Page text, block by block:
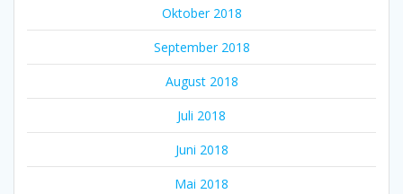
Oktober 2018
September 2018
August 2018
Juli 2018
Juni 2018
Mai 2018